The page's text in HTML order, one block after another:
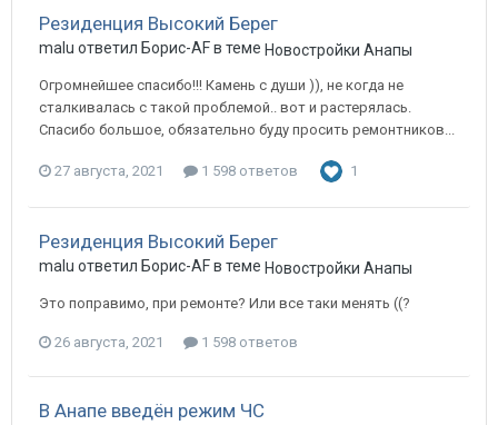
Резиденция Высокий Берег
malu ответил Борис-AF в теме Новостройки Анапы
Огромнейшее спасибо!!! Камень с души )), не когда не
сталкивалась с такой проблемой.. вот и растерялась.
Спасибо большое, обязательно буду просить ремонтников...
27 августа, 2021 1 598 ответов 1
Резиденция Высокий Берег
malu ответил Борис-AF в теме Новостройки Анапы
Это поправимо, при ремонте? Или все таки менять ((?
26 августа, 2021 1 598 ответов
В Анапе введён режим ЧС